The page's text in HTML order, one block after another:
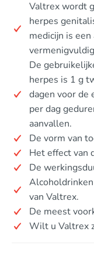
Valtrex wordt
herpes
medicijn is
De
herpes is 1 g
dagen voor de
per dag
aanvallen.
De vorm van
Het effect van
De
van Valtrex.
De meest
Wilt u Valtrex